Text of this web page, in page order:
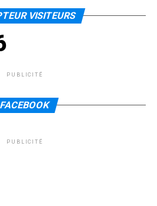
VISITEURS
PUBLICITÉ
FACEBOOK
PUBLICITÉ